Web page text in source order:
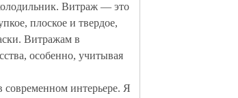
Витраж — это
плоское и твердое,
Витражам в
особенно, учитывая
современном интерьере. Я